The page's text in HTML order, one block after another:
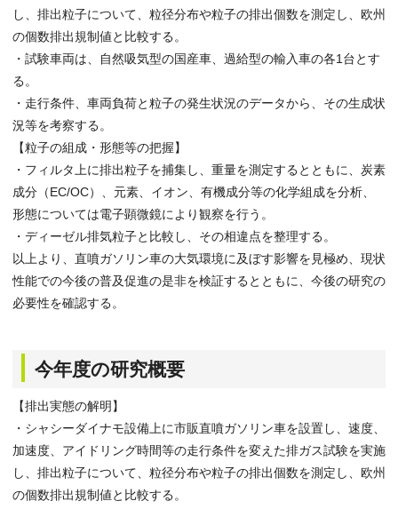
し、排出粒子について、粒径分布や粒子の排出個数を測定し、欧州
の個数排出規制値と比較する。
・試験車両は、自然吸気型の国産車、過給型の輸入車の各1台とす
る。
・走行条件、車両負荷と粒子の発生状況のデータから、その生成状
況等を考察する。
【粒子の組成・形態等の把握】
・フィルタ上に排出粒子を捕集し、重量を測定するとともに、炭素
成分（EC/OC）、元素、イオン、有機成分等の化学組成を分析、
形態については電子顕微鏡により観察を行う。
・ディーゼル排気粒子と比較し、その相違点を整理する。
以上より、直噴ガソリン車の大気環境に及ぼす影響を見極め、現状
性能での今後の普及促進の是非を検証するとともに、今後の研究の
必要性を確認する。
今年度の研究概要
【排出実態の解明】
・シャシーダイナモ設備上に市販直噴ガソリン車を設置し、速度、
加速度、アイドリング時間等の走行条件を変えた排ガス試験を実施
し、排出粒子について、粒径分布や粒子の排出個数を測定し、欧州
の個数排出規制値と比較する。